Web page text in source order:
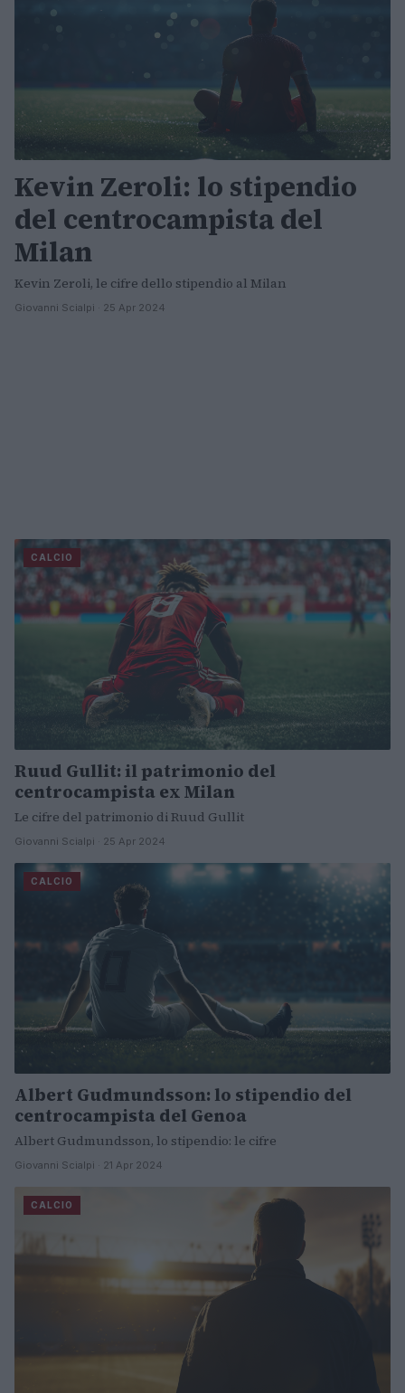
Kevin Zeroli: lo stipendio
del centrocampista del
Milan
Kevin Zeroli, le cifre dello stipendio al Milan
Giovanni Scialpi · 25 Apr 2024
CALCIO
Ruud Gullit: il patrimonio del
centrocampista ex Milan
Le cifre del patrimonio di Ruud Gullit
Giovanni Scialpi · 25 Apr 2024
CALCIO
Albert Gudmundsson: lo stipendio del
centrocampista del Genoa
Albert Gudmundsson, lo stipendio: le cifre
Giovanni Scialpi · 21 Apr 2024
CALCIO